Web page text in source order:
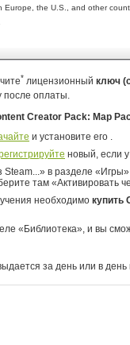
the U.S., and other
* лицензионный ключ
после оплаты.
Creator Pack: Map
и установите его .
новый, если
Steam...» в разделе
там «Активировать
необходимо купить
«Библиотека», и вы
за день или в